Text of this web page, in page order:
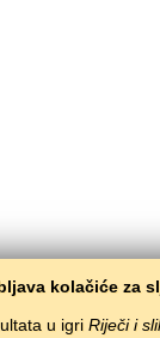
kolačiće za
u igri Riječi i